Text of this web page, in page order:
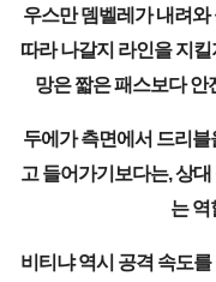
우스만 뎀벨레가 내려
따라 나갈지 라인을 지
망은 짧은 패스보다 안
두에가 측면에서 드리
고 들어가기보다는, 상
는 역
비티냐 역시 공격 속도